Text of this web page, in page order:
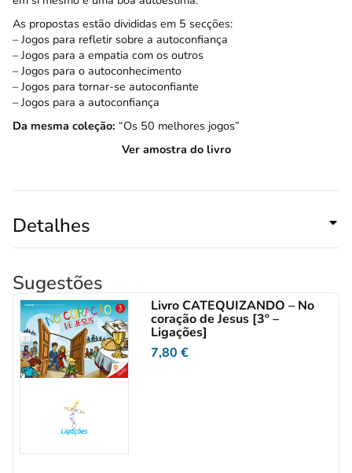
As propostas estão divididas em 5 secções:
– Jogos para refletir sobre a autoconfiança
– Jogos para a empatia com os outros
– Jogos para o autoconhecimento
– Jogos para tornar-se autoconfiante
– Jogos para a autoconfiança
Da mesma coleção: “Os 50 melhores jogos”
Ver amostra do livro
Detalhes
Sugestões
Livro CATEQUIZANDO – No
coração de Jesus [3º –
Ligações]
7,80€